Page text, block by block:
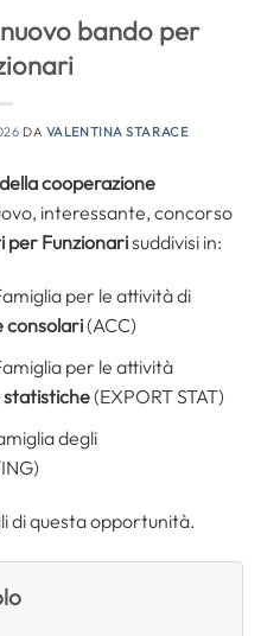
bando per
DA VALENTINA STARACE
cooperazione
interessante, concorso
per Funzionarisuddivisi in:
per le attività di
consolari(ACC)
per le attività
statistiche(EXPORT STAT)
degli
di questa opportunità.